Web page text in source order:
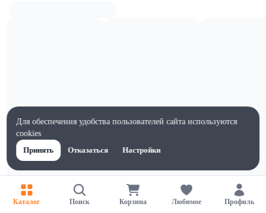
Характеристики
Каталог Поиск Корзина Любимое Профиль
Для обеспечения удобства пользователей сайта используются
cookies
Принять
Отказаться Настройки